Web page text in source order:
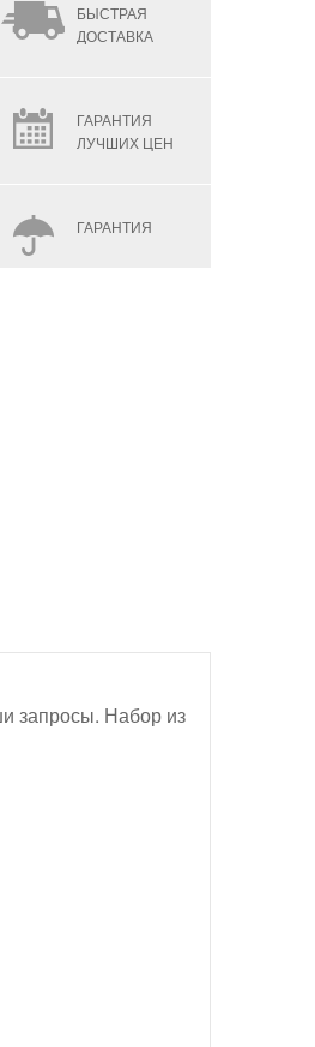
БЫСТРАЯ
ДОСТАВКА
ГАРАНТИЯ
ЛУЧШИХ ЦЕН
ГАРАНТИЯ
запросы. Набор из